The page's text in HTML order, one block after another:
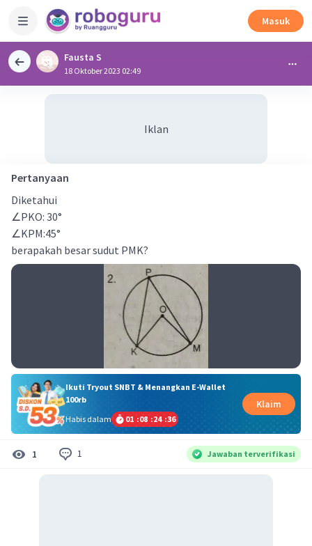
Masuk
Fausta S
18 Oktober 2023 02:49
Iklan
Pertanyaan
Diketahui
∠PKO: 30°
∠KPM:45°
berapakah besar sudut PMK?
Ikuti Tryout SNBT & Menangkan E-Wallet
100rb
Habis dalam
01 :08 :24 :36
Klaim
1 1 Jawaban terverifikasi